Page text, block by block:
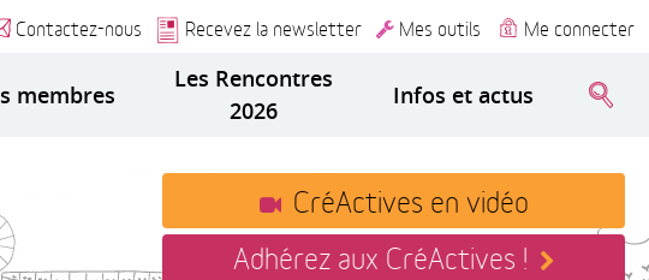
Contactez-nous Recevez la newsletter Mes outils Me connecter
membres
Les Rencontres
2026
Infos et actus
CréActives en vidéo
Adhérez aux CréActives !